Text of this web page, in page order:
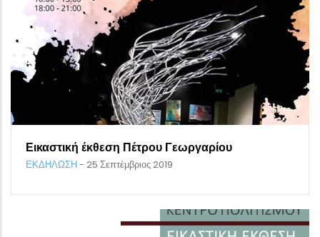
Εικαστική έκθεση Πέτρου Γεωργαρίου
ΕΚΔΗΛΩΣΗ- 25 Σεπτέμβριος 2019